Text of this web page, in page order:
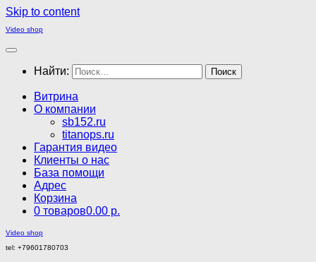
Skip to content
Video shop
Найти:
Витрина
О компании
sb152.ru
titanops.ru
Гарантия видео
Клиенты о нас
База помощи
Адрес
Корзина
0 товаров0.00 р.
Video shop
tel: +79601780703